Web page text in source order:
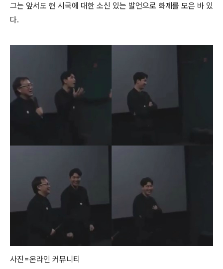
그는 앞서도 현 시국에 대한 소신 있는 발언으로 화제를 모은 바 있
다.
사진=온라인 커뮤니티